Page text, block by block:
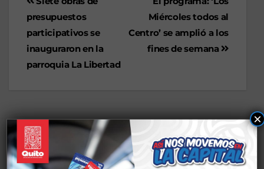
Miércoles todos al
Centro’ se amplió a los
fines de semana
presupuestos
participativos se
inauguraron en la
parroquia La Libertad
Deja una respuesta
×